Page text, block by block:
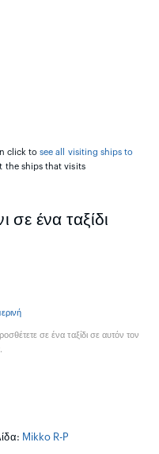
click tosee all visiting ships to
the ships that visits
σε ένα ταξίδι
σε ένα ταξίδι σε αυτόν τον
Mikko R-P